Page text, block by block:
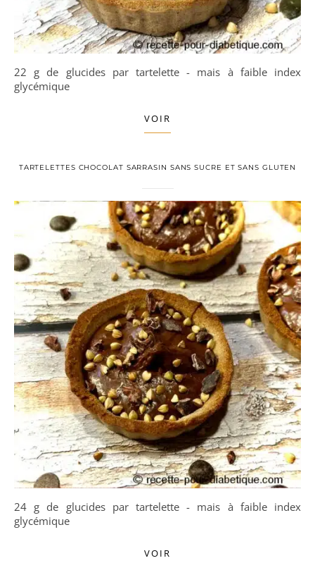
22 g de glucides par tartelette - mais à faible index
glycémique
VOIR
TARTELETTES CHOCOLAT SARRASIN SANS SUCRE ET SANS GLUTEN
24 g de glucides par tartelette - mais à faible index
glycémique
VOIR